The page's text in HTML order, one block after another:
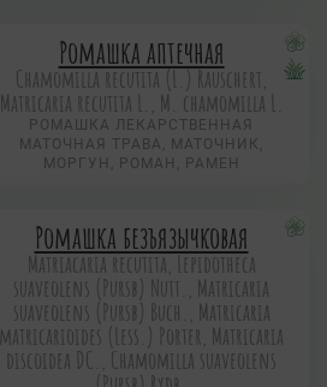
Ромашка аптечная
Chamomilla recutita (L.) Rauschert,
Matricaria recutita L., M. chamomilla L.
РОМАШКА ЛЕКАРСТВЕННАЯ
МАТОЧНАЯ ТРАВА, МАТОЧНИК,
МОРГУН, РОМАН, РАМЕН
Ромашка безъязычковая
Matriacaria recutita, Lepidotheca
suaveolens (Pursb) Nutt., Matricaria
suaveolens (Pursb) Buch., Matricaria
matricarioides (Less.) Porter, Matricaria
discoidea DC., Chamomilla suaveolens